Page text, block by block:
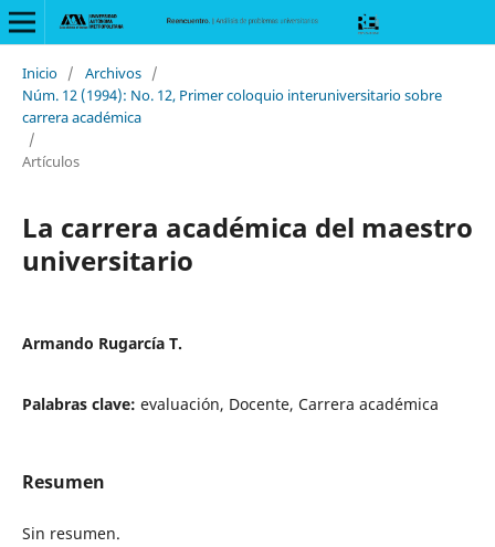
Inicio / Archivos /
Núm. 12 (1994): No. 12, Primer coloquio interuniversitario sobre
carrera académica
/
Artículos
La carrera académica del maestro
universitario
Armando Rugarcía T.
Palabras clave: evaluación, Docente, Carrera académica
Resumen
Sin resumen.